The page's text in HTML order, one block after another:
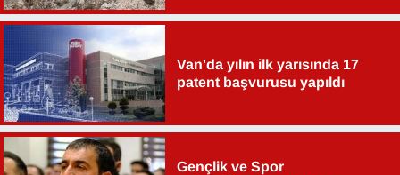
Van'da yılın ilk yarısında 17
patent başvurusu yapıldı
Gençlik ve Spor